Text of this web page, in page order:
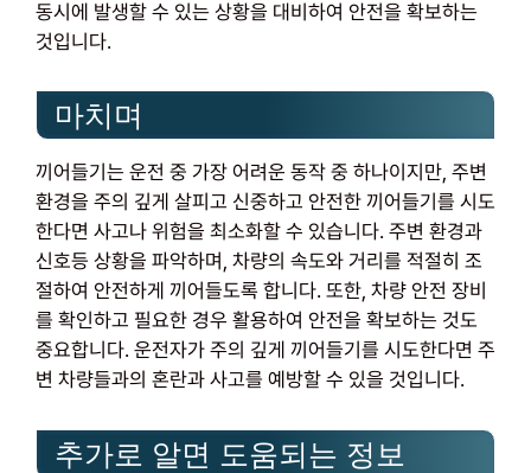
동시에 발생할 수 있는 상황을 대비하여 안전을 확보하는
것입니다.
마치며
끼어들기는 운전 중 가장 어려운 동작 중 하나이지만, 주변
환경을 주의 깊게 살피고 신중하고 안전한 끼어들기를 시도
한다면 사고나 위험을 최소화할 수 있습니다. 주변 환경과
신호등 상황을 파악하며, 차량의 속도와 거리를 적절히 조
절하여 안전하게 끼어들도록 합니다. 또한, 차량 안전 장비
를 확인하고 필요한 경우 활용하여 안전을 확보하는 것도
중요합니다. 운전자가 주의 깊게 끼어들기를 시도한다면 주
변 차량들과의 혼란과 사고를 예방할 수 있을 것입니다.
추가로 알면 도움되는 정보